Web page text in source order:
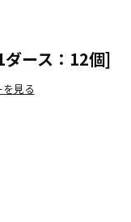
ダース：12個]
を見る